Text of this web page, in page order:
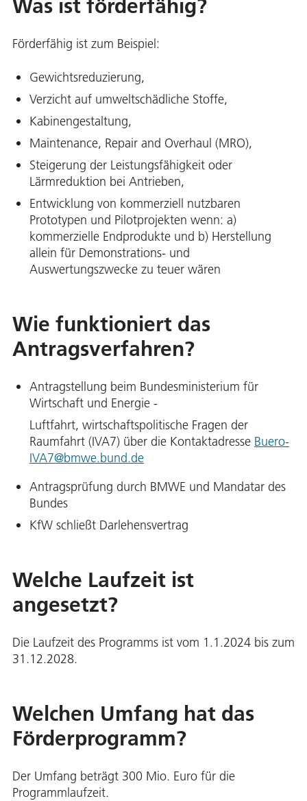
Was ist förderfähig?
Förderfähig ist zum Beispiel:
Gewichtsreduzierung,
Verzicht auf umweltschädliche Stoffe,
Kabinengestaltung,
Maintenance, Repair and Overhaul (MRO),
Steigerung der Leistungsfähigkeit oder
Lärmreduktion bei Antrieben,
Entwicklung von kommerziell nutzbaren
Prototypen und Pilotprojekten wenn: a)
kommerzielle Endprodukte und b) Herstellung
allein für Demonstrations- und
Auswertungszwecke zu teuer wären
Wie funktioniert das
Antragsverfahren?
Antragstellung beim Bundesministerium für
Wirtschaft und Energie -
Luftfahrt, wirtschaftspolitische Fragen der
Raumfahrt (IVA7) über die Kontaktadresse Buero-
IVA7@bmwe.bund.de
Antragsprüfung durch BMWE und Mandatar des
Bundes
KfW schließt Darlehensvertrag
Welche Laufzeit ist
angesetzt?
Die Laufzeit des Programms ist vom 1.1.2024 bis zum
31.12.2028.
Welchen Umfang hat das
Förderprogramm?
Der Umfang beträgt 300 Mio. Euro für die
Programmlaufzeit.